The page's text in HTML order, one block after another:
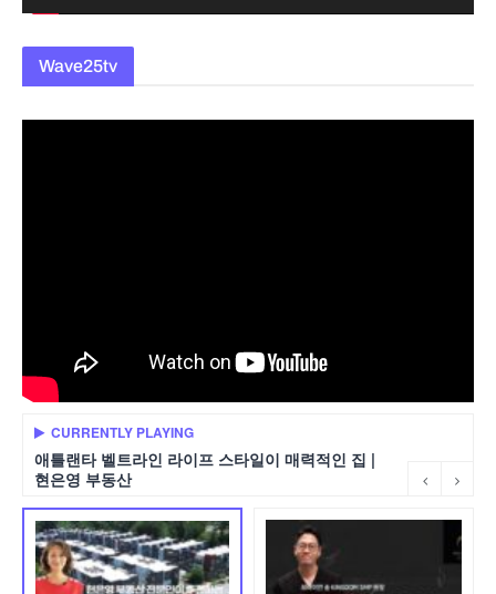
Wave25tv
CURRENTLY PLAYING
애틀랜타 벨트라인 라이프 스타일이 매력적인 집 |
현은영 부동산